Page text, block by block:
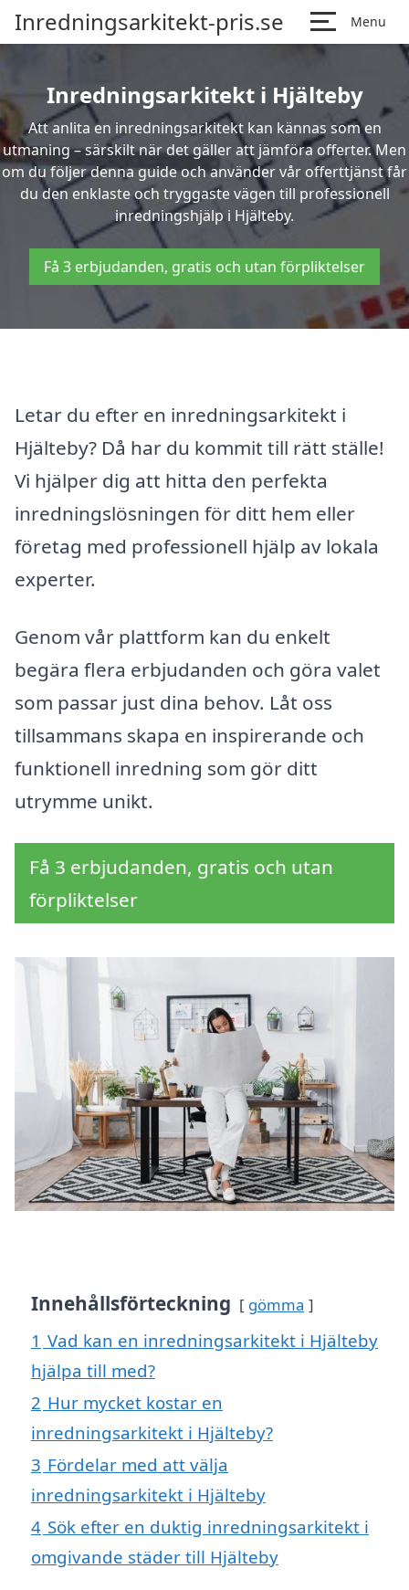
Inredningsarkitekt-pris.se Menu
Inredningsarkitekt i Hjälteby
Att anlita en inredningsarkitekt kan kännas som en
utmaning – särskilt när det gäller att jämföra offerter. Men
om du följer denna guide och använder vår offerttjänst får
du den enklaste och tryggaste vägen till professionell
inredningshjälp i Hjälteby.
Få 3 erbjudanden, gratis och utan förpliktelser
Letar du efter en inredningsarkitekt i
Hjälteby? Då har du kommit till rätt ställe!
Vi hjälper dig att hitta den perfekta
inredningslösningen för ditt hem eller
företag med professionell hjälp av lokala
experter.
Genom vår plattform kan du enkelt
begära flera erbjudanden och göra valet
som passar just dina behov. Låt oss
tillsammans skapa en inspirerande och
funktionell inredning som gör ditt
utrymme unikt.
Få 3 erbjudanden, gratis och utan
förpliktelser
Innehållsförteckning gömma
1 Vad kan en inredningsarkitekt i Hjälteby
hjälpa till med?
2 Hur mycket kostar en
inredningsarkitekt i Hjälteby?
3 Fördelar med att välja
inredningsarkitekt i Hjälteby
4 Sök efter en duktig inredningsarkitekt i
omgivande städer till Hjälteby